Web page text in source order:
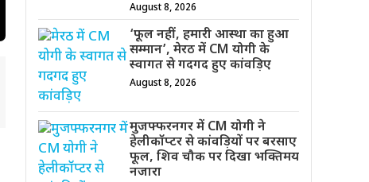
August 8, 2026
‘फूल नहीं, हमारी आस्था का हुआ
सम्मान’, मेरठ में CM योगी के
स्वागत से गदगद हुए कांवड़िए
August 8, 2026
मुजफ्फरनगर में CM योगी ने
हेलीकॉप्टर से कांवड़ियों पर बरसाए
फूल, शिव चौक पर दिखा भक्तिमय
नजारा